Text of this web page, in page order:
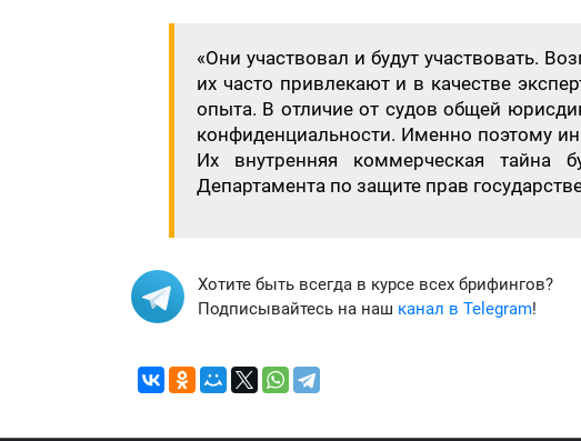
«Они участвовал и будут участвовать.
их часто привлекают и в качестве
опыта. В отличие от судов общей
конфиденциальности. Именно поэтому
Их внутренняя коммерческая тайна
Департамента по защите прав
Хотите быть всегда в курсе всех брифингов?
Подписывайтесь на наш канал в Telegram!